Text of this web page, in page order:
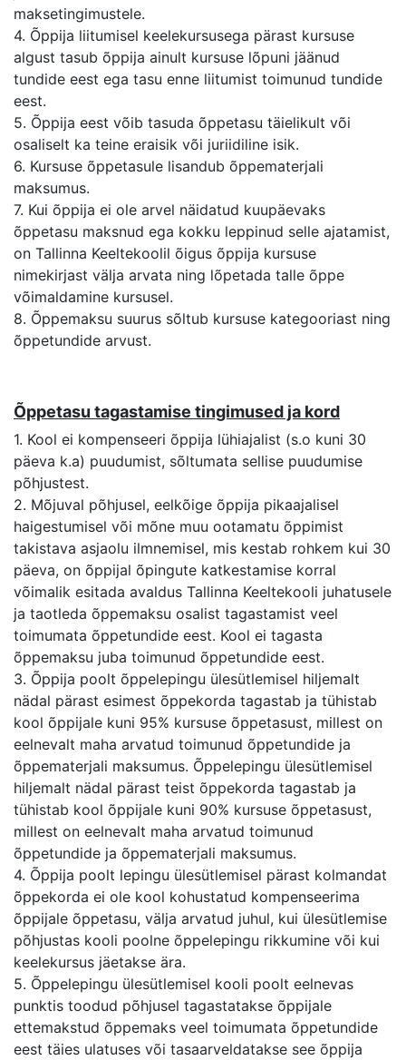
maksetingimustele.
4. Õppija liitumisel keelekursusega pärast kursuse
algust tasub õppija ainult kursuse lõpuni jäänud
tundide eest ega tasu enne liitumist toimunud tundide
eest.
5. Õppija eest võib tasuda õppetasu täielikult või
osaliselt ka teine eraisik või juriidiline isik.
6. Kursuse õppetasule lisandub õppematerjali
maksumus.
7. Kui õppija ei ole arvel näidatud kuupäevaks
õppetasu maksnud ega kokku leppinud selle ajatamist,
on Tallinna Keeltekoolil õigus õppija kursuse
nimekirjast välja arvata ning lõpetada talle õppe
võimaldamine kursusel.
8. Õppemaksu suurus sõltub kursuse kategooriast ning
õppetundide arvust.
Õppetasu tagastamise tingimused ja kord
1. Kool ei kompenseeri õppija lühiajalist (s.o kuni 30
päeva k.a) puudumist, sõltumata sellise puudumise
põhjustest.
2. Mõjuval põhjusel, eelkõige õppija pikaajalisel
haigestumisel või mõne muu ootamatu õppimist
takistava asjaolu ilmnemisel, mis kestab rohkem kui 30
päeva, on õppijal õpingute katkestamise korral
võimalik esitada avaldus Tallinna Keeltekooli juhatusele
ja taotleda õppemaksu osalist tagastamist veel
toimumata õppetundide eest. Kool ei tagasta
õppemaksu juba toimunud õppetundide eest.
3. Õppija poolt õppelepingu ülesütlemisel hiljemalt
nädal pärast esimest õppekorda tagastab ja tühistab
kool õppijale kuni 95% kursuse õppetasust, millest on
eelnevalt maha arvatud toimunud õppetundide ja
õppematerjali maksumus. Õppelepingu ülesütlemisel
hiljemalt nädal pärast teist õppekorda tagastab ja
tühistab kool õppijale kuni 90% kursuse õppetasust,
millest on eelnevalt maha arvatud toimunud
õppetundide ja õppematerjali maksumus.
4. Õppija poolt lepingu ülesütlemisel pärast kolmandat
õppekorda ei ole kool kohustatud kompenseerima
õppijale õppetasu, välja arvatud juhul, kui ülesütlemise
põhjustas kooli poolne õppelepingu rikkumine või kui
keelekursus jäetakse ära.
5. Õppelepingu ülesütlemisel kooli poolt eelnevas
punktis toodud põhjusel tagastatakse õppijale
ettemakstud õppemaks veel toimumata õppetundide
eest täies ulatuses või tasaarveldatakse see õppija